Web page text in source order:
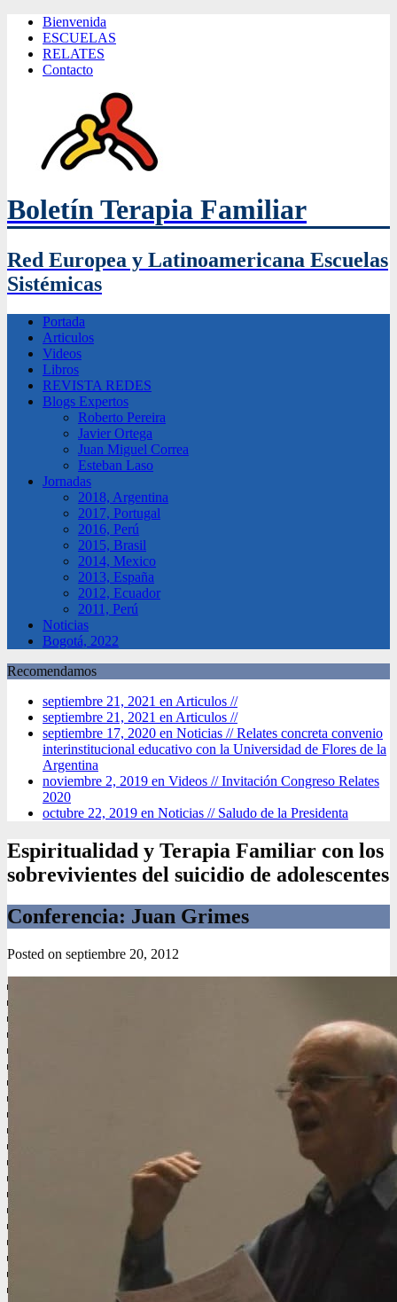
Bienvenida
ESCUELAS
RELATES
Contacto
Boletín Terapia Familiar
Red Europea y Latinoamericana Escuelas
Sistémicas
Portada
Articulos
Videos
Libros
REVISTA REDES
Blogs Expertos
Roberto Pereira
Javier Ortega
Juan Miguel Correa
Esteban Laso
Jornadas
2018, Argentina
2017, Portugal
2016, Perú
2015, Brasil
2014, Mexico
2013, España
2012, Ecuador
2011, Perú
Noticias
Bogotá, 2022
Recomendamos
septiembre 21, 2021 en Articulos //
septiembre 21, 2021 en Articulos //
septiembre 17, 2020 en Noticias //Relates concreta convenio
interinstitucional educativo con la Universidad de Flores de la
Argentina
noviembre 2, 2019 en Videos //Invitación Congreso Relates
2020
octubre 22, 2019 en Noticias // Saludo de la Presidenta
Espiritualidad y Terapia Familiar con los
sobrevivientes del suicidio de adolescentes
Conferencia: Juan Grimes
Posted on septiembre 20, 2012